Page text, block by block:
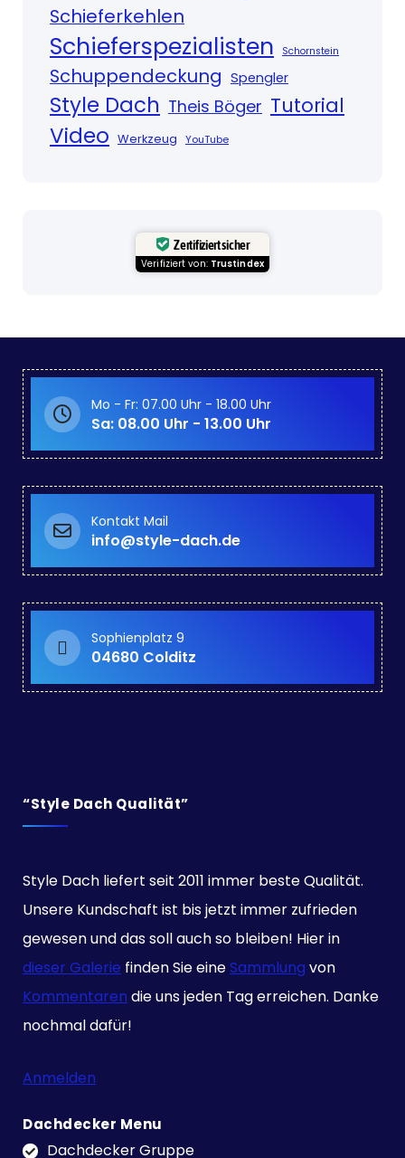
Schieferkehlen
Schieferspezialisten Schornstein
Schuppendeckung Spengler
Style Dach Theis Böger Tutorial
Video Werkzeug YouTube
Zertifiziert sicher
Verifiziert von: Trustindex
Mo - Fr: 07.00 Uhr - 18.00 Uhr
Sa: 08.00 Uhr - 13.00 Uhr
Kontakt Mail
info@style-dach.de
Sophienplatz 9
04680 Colditz
“Style Dach Qualität”
Style Dach liefert seit 2011 immer beste Qualität.
Unsere Kundschaft ist bis jetzt immer zufrieden
gewesen und das soll auch so bleiben! Hier in
dieser Galerie finden Sie eineSammlung von
Kommentaren die uns jeden Tag erreichen. Danke
nochmal dafür!
Anmelden
Dachdecker Menu
Dachdecker Gruppe